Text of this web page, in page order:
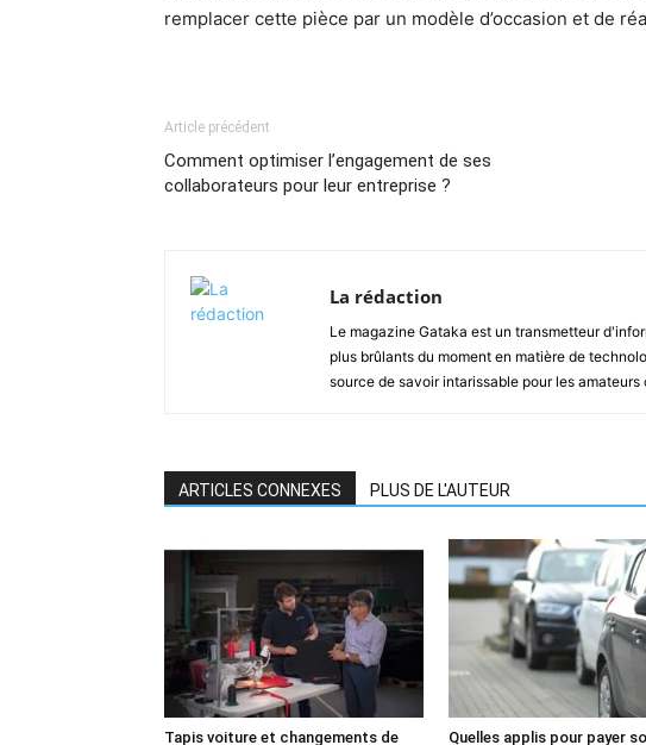
remplacer cette pièce par un modèle d’occasion et de
Article précédent
Comment optimiser l’engagement de ses
collaborateurs pour leur entreprise ?
La rédaction
Le magazine Gataka est un transmetteur
plus brûlants du moment en matière de
source de savoir intarissable pour les
ARTICLES CONNEXES PLUS DE L'AUTEUR
Tapis voiture et changements de Quelles applis pour payer